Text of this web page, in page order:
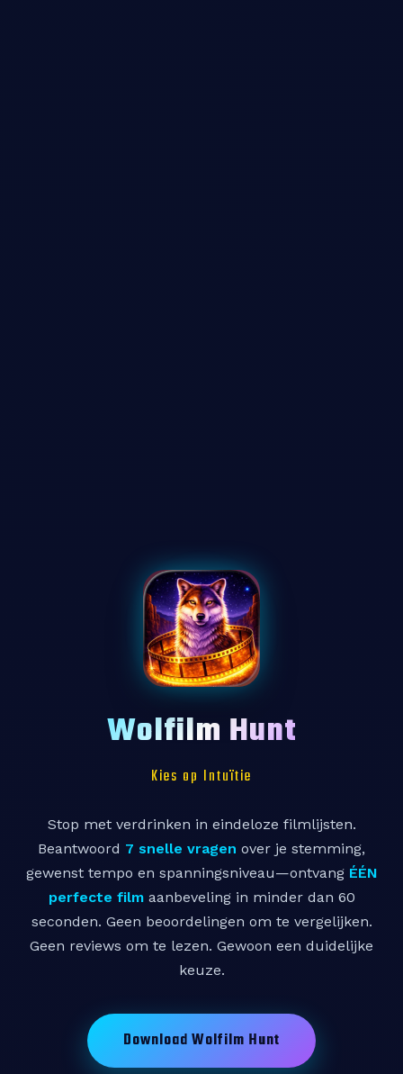
Wolfilm Hunt
Kies op Intuïtie
Stop met verdrinken in eindeloze filmlijsten.
Beantwoord 7 snelle vragen over je stemming,
gewenst tempo en spanningsniveau—ontvang ÉÉN
perfecte filmaanbeveling in minder dan 60
seconden. Geen beoordelingen om te vergelijken.
Geen reviews om te lezen. Gewoon een duidelijke
keuze.
Download Wolfilm Hunt